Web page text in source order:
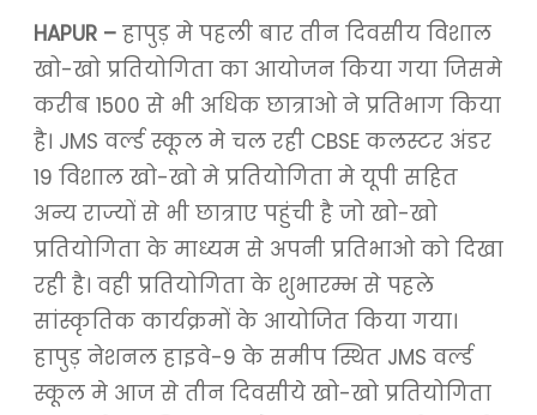
HAPUR –हापुड़ मे पहली बार तीन दिवसीय विशाल
खो-खो प्रतियोगिता का आयोजन किया गया जिसमे
करीब 1500 से भी अधिक छात्राओ ने प्रतिभाग किया
है। JMS वर्ल्ड स्कूल मे चल रही CBSE कलस्टर अंडर
19 विशाल खो-खो मे प्रतियोगिता मे यूपी सहित
अन्य राज्यों से भी छात्राए पहुंची है जो खो-खो
प्रतियोगिता के माध्यम से अपनी प्रतिभाओ को दिखा
रही है। वही प्रतियोगिता के शुभारम्भ से पहले
सांस्कृतिक कार्यक्रमों के आयोजित किया गया।
हापुड़ नेशनल हाइवे-9 के समीप स्थित JMS वर्ल्ड
स्कूल मे आज से तीन दिवसीये खो-खो प्रतियोगिता